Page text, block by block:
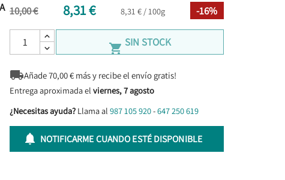
10,00 € 8,31 € 8,31 € / 100g -16%
 SIN STOCK
Añade70,00€ más y recibe el envío gratis!
Entrega aproximada el viernes, 7 agosto
¿Necesitas ayuda? Llama al 987 105 920-647 250 619
 NOTIFICARME CUANDO ESTÉ DISPONIBLE